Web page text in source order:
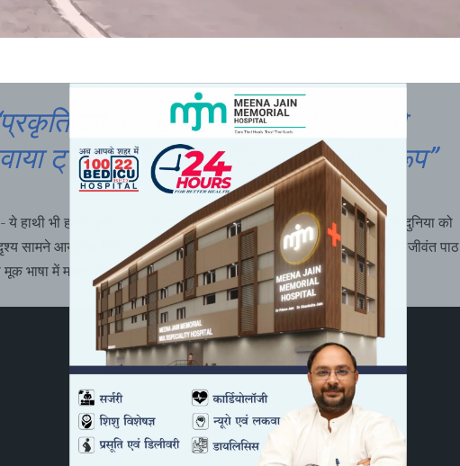
का पाठ LIVE: हाथियों के कुनबे ने
ट्रैफिक,दिखाया परिवार का असली रूप”
ये हाथी भी हमसे कुछ कह रहे है, कभी खामोशी से डर दिखाते हैं, तो कभी ममता से दुनिया को
सामने आया,वह सिर्फ एक“सड़क पार करते जानवर”की खबर नहीं,बल्कि एक जीवंत पाठ
मूक भाषा में ममता और सह अस्तित्व का सशक्त सन्देश,